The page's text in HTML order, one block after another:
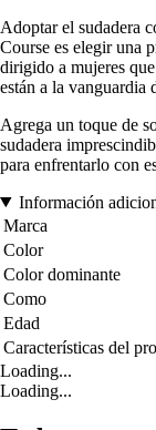
Adoptar el sudadera
Course es elegir una
dirigido a mujeres
están a la vanguardia
Agrega un toque de
sudadera
para enfrentarlo con
Información
Marca
Color
Color dominante
Como
Edad
Características del
Loading...
Loading...